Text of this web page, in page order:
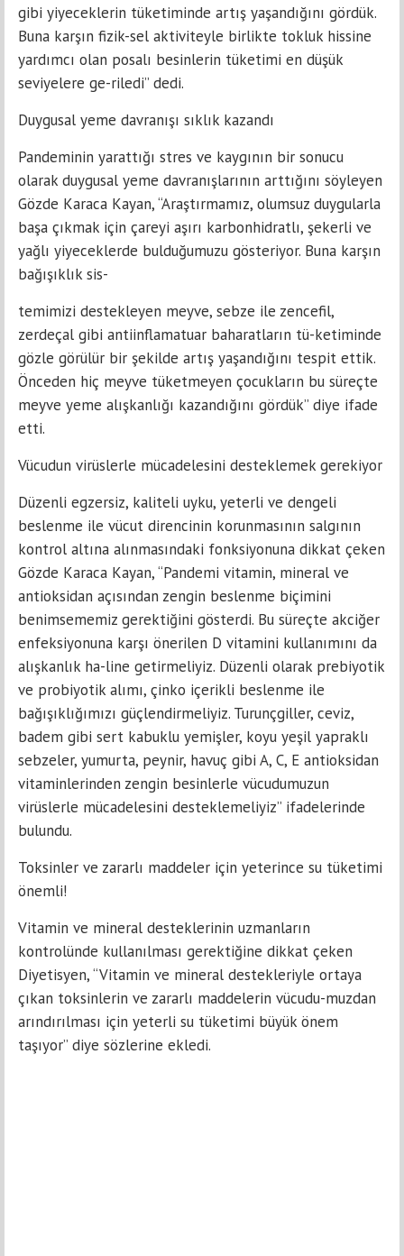
gibi yiyeceklerin tüketiminde artış yaşandığını gördük.
Buna karşın fizik-sel aktiviteyle birlikte tokluk hissine
yardımcı olan posalı besinlerin tüketimi en düşük
seviyelere ge-riledi” dedi.
Duygusal yeme davranışı sıklık kazandı
Pandeminin yarattığı stres ve kaygının bir sonucu
olarak duygusal yeme davranışlarının arttığını söyleyen
Gözde Karaca Kayan, “Araştırmamız, olumsuz duygularla
başa çıkmak için çareyi aşırı karbonhidratlı, şekerli ve
yağlı yiyeceklerde bulduğumuzu gösteriyor. Buna karşın
bağışıklık sis-
temimizi destekleyen meyve, sebze ile zencefil,
zerdeçal gibi antiinflamatuar baharatların tü-ketiminde
gözle görülür bir şekilde artış yaşandığını tespit ettik.
Önceden hiç meyve tüketmeyen çocukların bu süreçte
meyve yeme alışkanlığı kazandığını gördük” diye ifade
etti.
Vücudun virüslerle mücadelesini desteklemek gerekiyor
Düzenli egzersiz, kaliteli uyku, yeterli ve dengeli
beslenme ile vücut direncinin korunmasının salgının
kontrol altına alınmasındaki fonksiyonuna dikkat çeken
Gözde Karaca Kayan, “Pandemi vitamin, mineral ve
antioksidan açısından zengin beslenme biçimini
benimsememiz gerektiğini gösterdi. Bu süreçte akciğer
enfeksiyonuna karşı önerilen D vitamini kullanımını da
alışkanlık ha-line getirmeliyiz. Düzenli olarak prebiyotik
ve probiyotik alımı, çinko içerikli beslenme ile
bağışıklığımızı güçlendirmeliyiz. Turunçgiller, ceviz,
badem gibi sert kabuklu yemişler, koyu yeşil yapraklı
sebzeler, yumurta, peynir, havuç gibi A, C, E antioksidan
vitaminlerinden zengin besinlerle vücudumuzun
virüslerle mücadelesini desteklemeliyiz” ifadelerinde
bulundu.
Toksinler ve zararlı maddeler için yeterince su tüketimi
önemli!
Vitamin ve mineral desteklerinin uzmanların
kontrolünde kullanılması gerektiğine dikkat çeken
Diyetisyen, “Vitamin ve mineral destekleriyle ortaya
çıkan toksinlerin ve zararlı maddelerin vücudu-muzdan
arındırılması için yeterli su tüketimi büyük önem
taşıyor” diye sözlerine ekledi.